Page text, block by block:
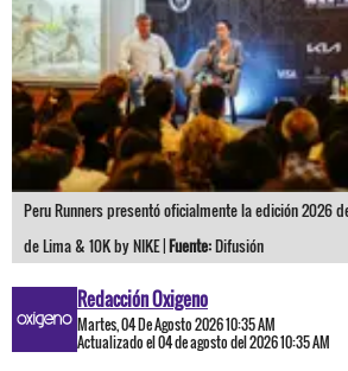
Peru Runners presentó oficialmente la edición 2026
de Lima & 10K by NIKE |Fuente:Difusión
Redacción Oxigeno
Martes, 04 De Agosto 2026 10:35 AM
Actualizado el 04 de agosto del 2026 10:35 AM